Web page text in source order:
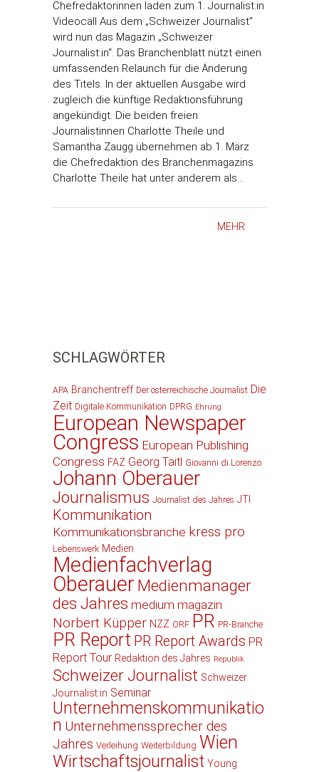
Chefredaktorinnen laden zum 1. Journalist:in
Videocall Aus dem „Schweizer Journalist“
wird nun das Magazin „Schweizer
Journalist:in“. Das Branchenblatt nützt einen
umfassenden Relaunch für die Änderung
des Titels. In der aktuellen Ausgabe wird
zugleich die künftige Redaktionsführung
angekündigt. Die beiden freien
Journalistinnen Charlotte Theile und
Samantha Zaugg übernehmen ab 1. März
die Chefredaktion des Branchenmagazins.
Charlotte Theile hat unter anderem als…
MEHR
SCHLAGWÖRTER
APA Branchentreff Der österreichische Journalist Die
Zeit Digitale Kommunikation DPRG Ehrung
European Newspaper
Congress European Publishing
Congress FAZ Georg Taitl Giovanni di Lorenzo
Johann Oberauer
Journalismus Journalist des Jahres JTI
Kommunikation
Kommunikationsbranche kress pro
Lebenswerk Medien
Medienfachverlag
Oberauer Medienmanager
des Jahres medium magazin
Norbert Küpper NZZ ORF PR PR-Branche
PR Report PR Report Awards PR
Report Tour Redaktion des Jahres Republik
Schweizer Journalist Schweizer
Journalist:in Seminar
Unternehmenskommunikatio
n Unternehmenssprecher des
Jahres Verleihung Weiterbildung Wien
Wirtschaftsjournalist Young